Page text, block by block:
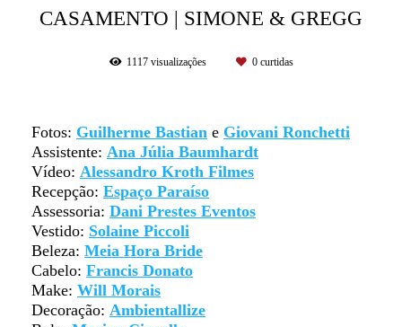
CASAMENTO | SIMONE & GREGG
1117visualizações 0curtidas
Fotos: Guilherme Bastian e Giovani Ronchetti
Assistente: Ana Júlia Baumhardt
Vídeo: Alessandro Kroth Filmes
Recepção: Espaço Paraíso
Assessoria: Dani Prestes Eventos
Vestido: Solaine Piccoli
Beleza: Meia Hora Bride
Cabelo: Francis Donato
Make: Will Morais
Decoração: Ambientallize